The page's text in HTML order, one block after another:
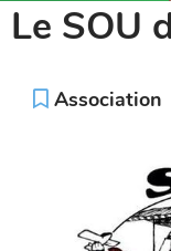
Le SOU
Association